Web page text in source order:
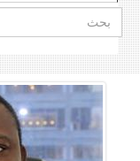
استمارة
البحث
بحث